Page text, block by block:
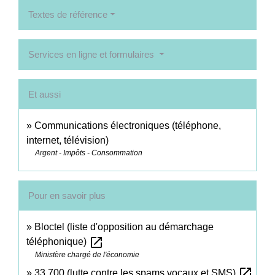
Textes de référence
Services en ligne et formulaires
Et aussi
Communications électroniques (téléphone,
internet, télévision)
Argent - Impôts - Consommation
Pour en savoir plus
Bloctel (liste d'opposition au démarchage
téléphonique) open_in_new
Ministère chargé de l'économie
33 700 (lutte contre les spams vocaux et SMS)